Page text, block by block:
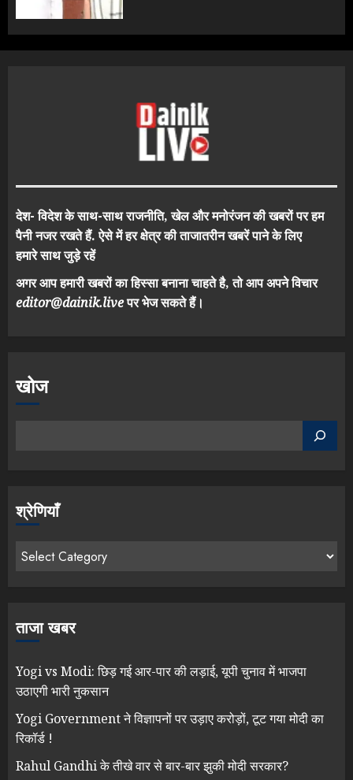
देश- विदेश के साथ-साथ राजनीति, खेल और मनोरंजन की खबरों पर हम
पैनी नजर रखते हैं. ऐसे में हर क्षेत्र की ताजातरीन खबरें पाने के लिए
हमारे साथ जुड़े रहें
अगर आप हमारी खबरों का हिस्सा बनाना चाहते है, तो आप अपने विचार
editor@dainik.liveपर भेज सकते हैं।
खोज
श्रेणियाँ
ताजा खबर
Yogi vs Modi: छिड़ गई आर-पार की लड़ाई, यूपी चुनाव में भाजपा
उठाएगी भारी नुकसान
Yogi Government ने विज्ञापनों पर उड़ाए करोड़ों, टूट गया मोदी का
रिकॉर्ड !
Rahul Gandhi के तीखे वार से बार-बार झुकी मोदी सरकार?